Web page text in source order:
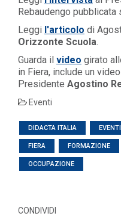
Rebaudengo pubblicata
Leggi l'articolo di
Orizzonte Scuola.
Guarda il video girato
in Fiera, include un
Presidente Agostino
Eventi
DIDACTA ITALIA EVENTI
FIERA FORMAZIONE
OCCUPAZIONE
CONDIVIDI